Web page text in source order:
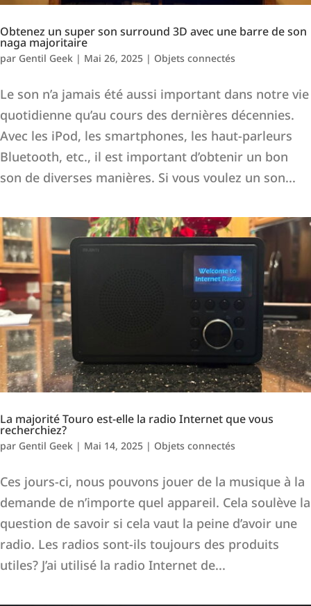
Obtenez un super son surround 3D avec une barre de son
naga majoritaire
par Gentil Geek | Mai 26, 2025 | Objets connectés
Le son n’a jamais été aussi important dans notre vie
quotidienne qu’au cours des dernières décennies.
Avec les iPod, les smartphones, les haut-parleurs
Bluetooth, etc., il est important d’obtenir un bon
son de diverses manières. Si vous voulez un son...
La majorité Touro est-elle la radio Internet que vous
recherchiez?
par Gentil Geek | Mai 14, 2025 | Objets connectés
Ces jours-ci, nous pouvons jouer de la musique à la
demande de n’importe quel appareil. Cela soulève la
question de savoir si cela vaut la peine d’avoir une
radio. Les radios sont-ils toujours des produits
utiles? J’ai utilisé la radio Internet de...